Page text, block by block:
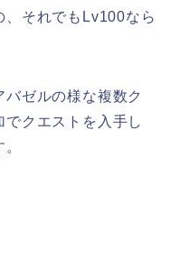
、それでもLv100なら
バゼルの様な複数ク
クエストを入手し